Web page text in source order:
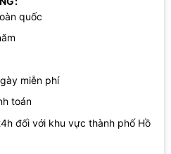
dịch vụ hậu mãi Hakawa
quốc
miễn phí
toán
đối với khu vực thành phố Hồ